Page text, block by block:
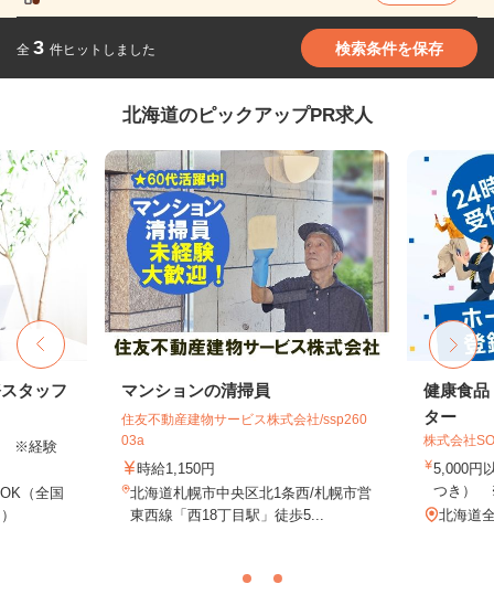
全 3 件ヒットしました 検索条件を保存
北海道のピックアップPR求人
タッフ
※経験
（全国
マンションの清掃員
住友不動産建物サービス株式会社/ssp260
03a
時給1,150円
北海道札幌市中央区北1条西/札幌市営
東西線「西18丁目駅」徒歩5...
健康食品
ター
株式会社
5,000円
つき）
北海道